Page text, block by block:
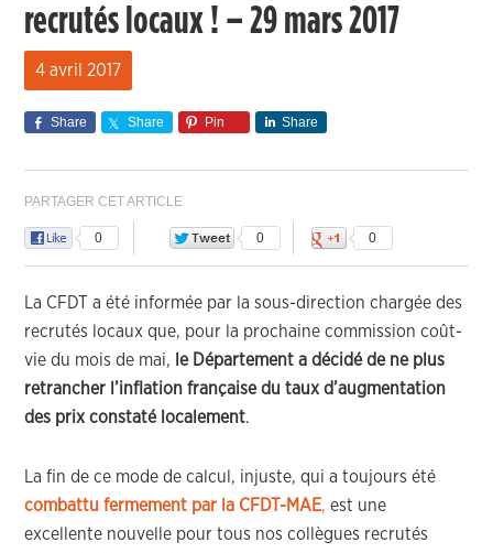
recrutés locaux ! – 29 mars 2017
4 avril 2017
Share Share Pin Share
PARTAGER CET ARTICLE
0 0 0
La CFDT a été informée par la sous-direction chargée des
recrutés locaux que, pour la prochaine commission coût-
vie du mois de mai, le Département a décidé de ne plus
retrancher l’inflation française du taux d’augmentation
des prix constaté localement.
La fin de ce mode de calcul, injuste, qui a toujours été
combattu fermement par la CFDT-MAE, est une
excellente nouvelle pour tous nos collègues recrutés